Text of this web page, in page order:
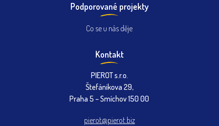
Podporované projekty
Co se u nás děje
Kontakt
PIEROT s.r.o.
Štefánikova 29,
Praha 5 – Smíchov 150 00
pierot@pierot.biz